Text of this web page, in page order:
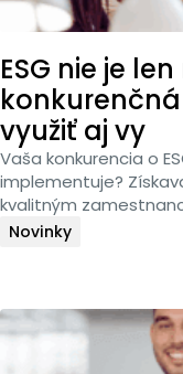
ESG nie je
využiť aj vy
Vaša konkurencia o
implementuje?
kvalitným
Novinky